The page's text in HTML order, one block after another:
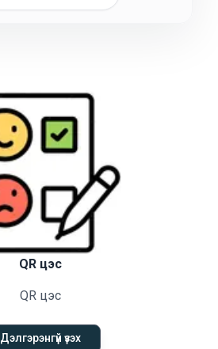
QR цэс
QR цэс
Дэлгэрэнгүй үзэх